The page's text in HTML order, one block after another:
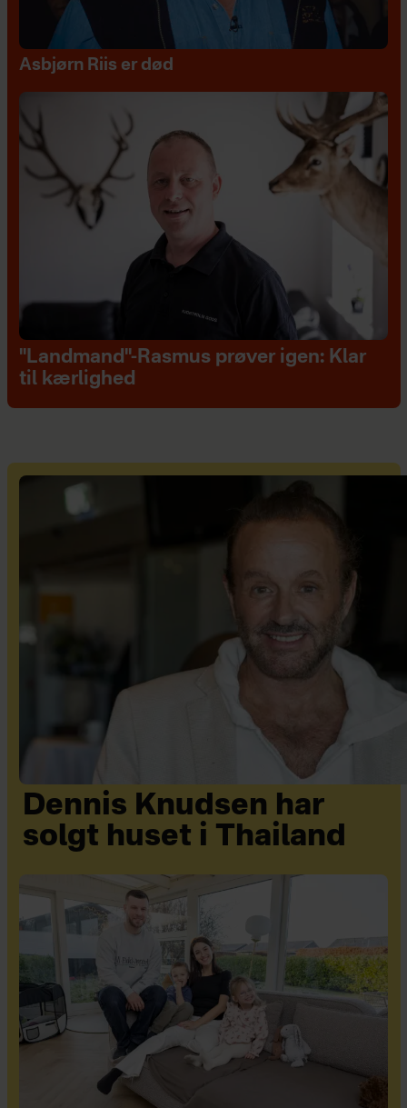
Asbjørn Riis er død
"Landmand"-Rasmus prøver igen: Klar
til kærlighed
Dennis Knudsen har
solgt huset i Thailand